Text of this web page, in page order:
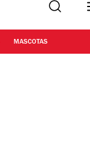
Buscar
MASCOTAS